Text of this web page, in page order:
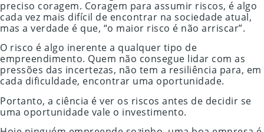
preciso coragem. Coragem para assumir riscos, é algo
cada vez mais difícil de encontrar na sociedade atual,
mas a verdade é que, “o maior risco é não arriscar”.
O risco é algo inerente a qualquer tipo de
empreendimento. Quem não consegue lidar com as
pressões das incertezas, não tem a resiliência para, em
cada dificuldade, encontrar uma oportunidade.
Portanto, a ciência é ver os riscos antes de decidir se
uma oportunidade vale o investimento.